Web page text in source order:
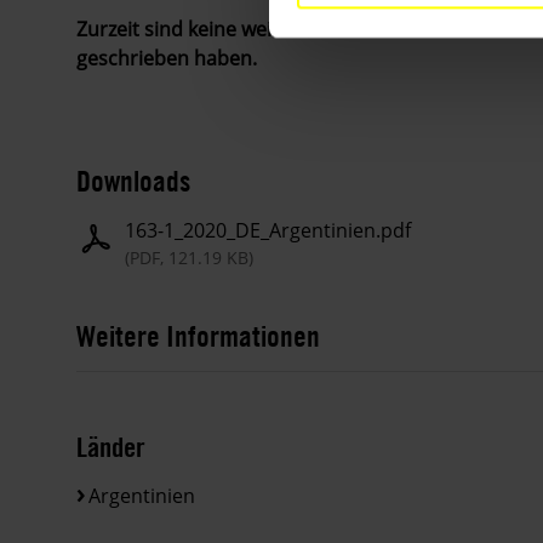
Zurzeit sind keine weiteren Aktionen des
geschrieben haben.
Downloads
163-1_2020_DE_Argentinien.pdf
(PDF, 121.19 KB)
Weitere Informationen
Länder
Argentinien